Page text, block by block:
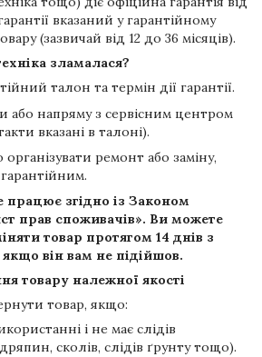
вказаний у гарантійному
(зазвичай від 12 до 36 місяців).
зламалася?
талон та термін дії гарантії.
або напряму з сервісним центром
вказані в талоні).
ремонт або заміну,
працює згідно із Законом
прав споживачів». Ви можете
товар протягом 14 днів з
він вам не підійшов.
товару належної якості
товар, якщо:
і не має слідів
сколів, слідів ґрунту тощо).